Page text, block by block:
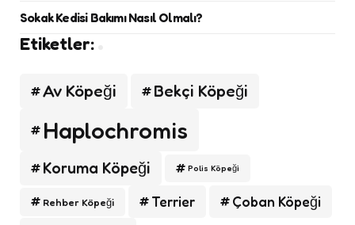
Sokak Kedisi Bakımı Nasıl Olmalı?
Etiketler:
Av Köpeği Bekçi Köpeği
Haplochromis
Koruma Köpeği Polis Köpeği
Rehber Köpeği Terrier Çoban Köpeği